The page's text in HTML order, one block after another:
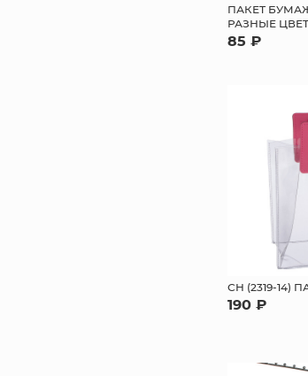
ПАКЕТ
РАЗНЫЕ
85 ₽
СН (2319-14)
190 ₽